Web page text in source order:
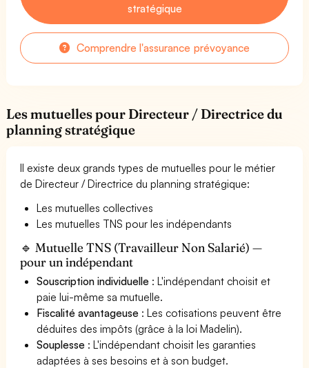
stratégique
Comprendre l'assurance prévoyance
Les mutuelles pour Directeur / Directrice du
planning stratégique
Il existe deux grands types de mutuelles pour le métier
de Directeur / Directrice du planning stratégique:
Les mutuelles collectives
Les mutuelles TNS pour les indépendants
🔹 Mutuelle TNS (Travailleur Non Salarié) —
pour un indépendant
Souscription individuelle : L'indépendant choisit et
paie lui-même sa mutuelle.
Fiscalité avantageuse : Les cotisations peuvent être
déduites des impôts (grâce à la loi Madelin).
Souplesse : L'indépendant choisit les garanties
adaptées à ses besoins et à son budget.